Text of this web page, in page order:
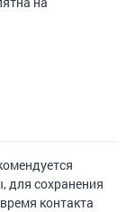
для сохранения
контакта